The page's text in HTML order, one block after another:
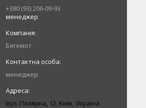
+380 (93) 206-09-93
менеджер
Бегемот
менеджер
вул. Полярна, 12, Київ, Україна